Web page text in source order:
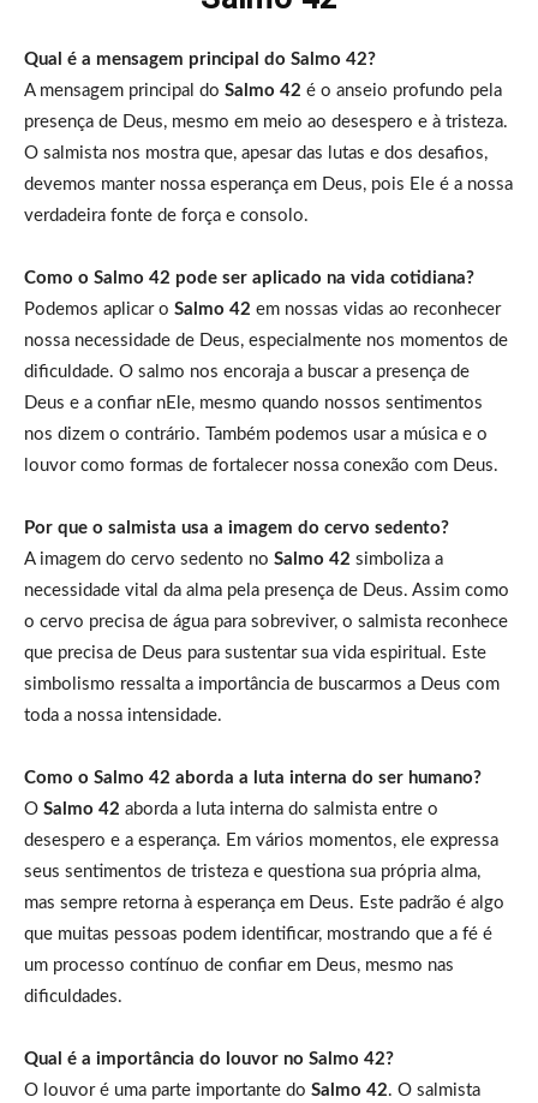
Qual é a mensagem principal do Salmo 42?
A mensagem principal do Salmo 42 é o anseio profundo pela
presença de Deus, mesmo em meio ao desespero e à tristeza.
O salmista nos mostra que, apesar das lutas e dos desafios,
devemos manter nossa esperança em Deus, pois Ele é a nossa
verdadeira fonte de força e consolo.
Como o Salmo 42 pode ser aplicado na vida cotidiana?
Podemos aplicar o Salmo 42 em nossas vidas ao reconhecer
nossa necessidade de Deus, especialmente nos momentos de
dificuldade. O salmo nos encoraja a buscar a presença de
Deus e a confiar nEle, mesmo quando nossos sentimentos
nos dizem o contrário. Também podemos usar a música e o
louvor como formas de fortalecer nossa conexão com Deus.
Por que o salmista usa a imagem do cervo sedento?
A imagem do cervo sedento no Salmo 42 simboliza a
necessidade vital da alma pela presença de Deus. Assim como
o cervo precisa de água para sobreviver, o salmista reconhece
que precisa de Deus para sustentar sua vida espiritual. Este
simbolismo ressalta a importância de buscarmos a Deus com
toda a nossa intensidade.
Como o Salmo 42 aborda a luta interna do ser humano?
O Salmo 42 aborda a luta interna do salmista entre o
desespero e a esperança. Em vários momentos, ele expressa
seus sentimentos de tristeza e questiona sua própria alma,
mas sempre retorna à esperança em Deus. Este padrão é algo
que muitas pessoas podem identificar, mostrando que a fé é
um processo contínuo de confiar em Deus, mesmo nas
dificuldades.
Qual é a importância do louvor no Salmo 42?
O louvor é uma parte importante do Salmo 42. O salmista